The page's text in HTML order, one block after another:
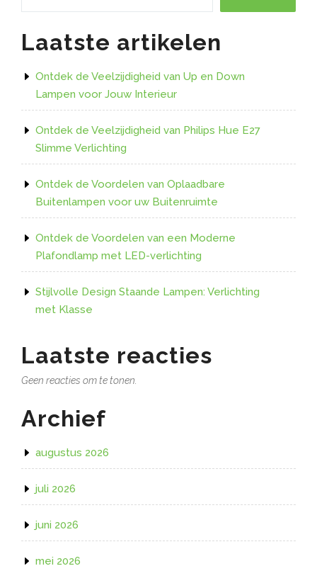
LED
en
Laatste artikelen
Ontdek de Veelzijdigheid van Up en Down
Lampen voor Jouw Interieur
Ontdek de Veelzijdigheid van Philips Hue E27
Slimme Verlichting
Ontdek de Voordelen van Oplaadbare
Buitenlampen voor uw Buitenruimte
Ontdek de Voordelen van een Moderne
Plafondlamp met LED-verlichting
Stijlvolle Design Staande Lampen: Verlichting
met Klasse
Laatste reacties
Geen reacties om te tonen.
Archief
augustus 2026
juli 2026
juni 2026
mei 2026